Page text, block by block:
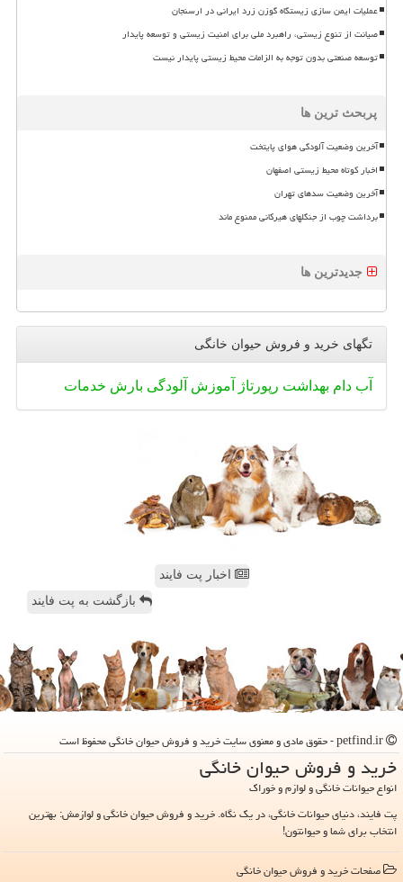
عملیات ایمن سازی زیستگاه گوزن زرد ایرانی در ارسنجان
صیانت از تنوع زیستی، راهبرد ملی برای امنیت زیستی و توسعه پایدار
توسعه صنعتی بدون توجه به الزامات محیط زیستی پایدار نیست
پربحث ترین ها
آخرین وضعیت آلودگی هوای پایتخت
اخبار کوتاه محیط زیستی اصفهان
آخرین وضعیت سدهای تهران
برداشت چوب از جنگلهای هیرکانی ممنوع ماند
جدیدترین ها
تگهای خرید و فروش حیوان خانگی
آب دام بهداشت رپورتاژ آموزش آلودگی بارش خدمات
اخبار پت فایند
بازگشت به پت فایند
خرید و فروش حیوان خانگی
انواع حیوانات خانگی و لوازم و خوراک
پت فایند، دنیای حیوانات خانگی، در یک نگاه. خرید و فروش حیوان خانگی و لوازمش: بهترین
انتخاب برای شما و حیوانتون!
صفحات خرید و فروش حیوان خانگی